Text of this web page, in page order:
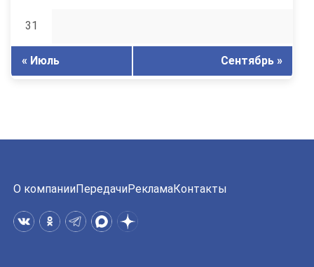
31
« Июль Сентябрь »
О компанииПередачиРекламаКонтакты